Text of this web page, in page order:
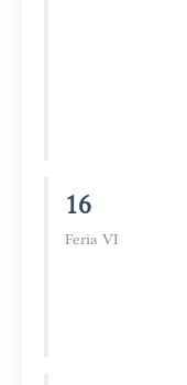
16
Feria VI